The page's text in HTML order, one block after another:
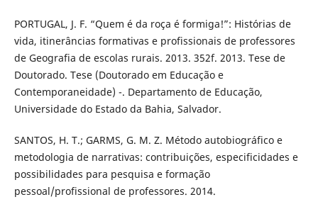
PORTUGAL, J. F. “Quem é da roça é formiga!”: Histórias de
vida, itinerâncias formativas e profissionais de professores
de Geografia de escolas rurais. 2013. 352f. 2013. Tese de
Doutorado. Tese (Doutorado em Educação e
Contemporaneidade) -. Departamento de Educação,
Universidade do Estado da Bahia, Salvador.
SANTOS, H. T.; GARMS, G. M. Z. Método autobiográfico e
metodologia de narrativas: contribuições, especificidades e
possibilidades para pesquisa e formação
pessoal/profissional de professores. 2014.